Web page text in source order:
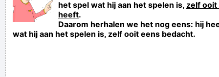
het spel wat hij aan het spelen is, zelf ooit
heeft.
Daarom herhalen we het nog eens: hij
wat hij aan het spelen is, zelf ooit eens bedacht.